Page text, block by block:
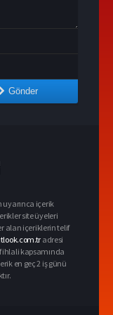
Gönder
uyarınca içerik
site üyeleri
alan içeriklerin telif
adresi
ihlali kapsamında
en geç 2 iş günü